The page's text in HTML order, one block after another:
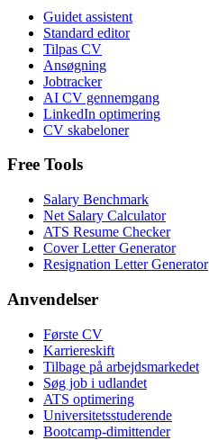
Guidet assistent
Standard editor
Tilpas CV
Ansøgning
Jobtracker
AI CV gennemgang
LinkedIn optimering
CV skabeloner
Free Tools
Salary Benchmark
Net Salary Calculator
ATS Resume Checker
Cover Letter Generator
Resignation Letter Generator
Anvendelser
Første CV
Karriereskift
Tilbage på arbejdsmarkedet
Søg job i udlandet
ATS optimering
Universitetsstuderende
Bootcamp-dimittender